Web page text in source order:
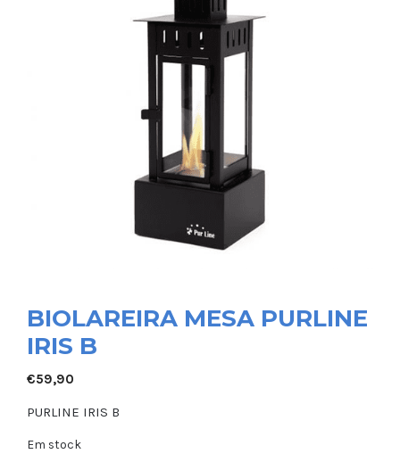
BIOLAREIRA MESA PURLINE
IRIS B
€59,90
PURLINE IRIS B
Em stock